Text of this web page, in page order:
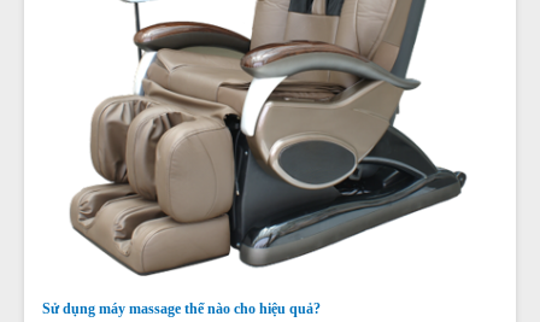
Sử dụng máy massage thế nào cho hiệu quả?